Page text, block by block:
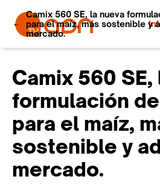
Camix 560 SE, la nueva
para el maíz, más sostenible y
mercado.
Camix 560 SE,
formulación
para el maíz,
sostenible y
mercado.